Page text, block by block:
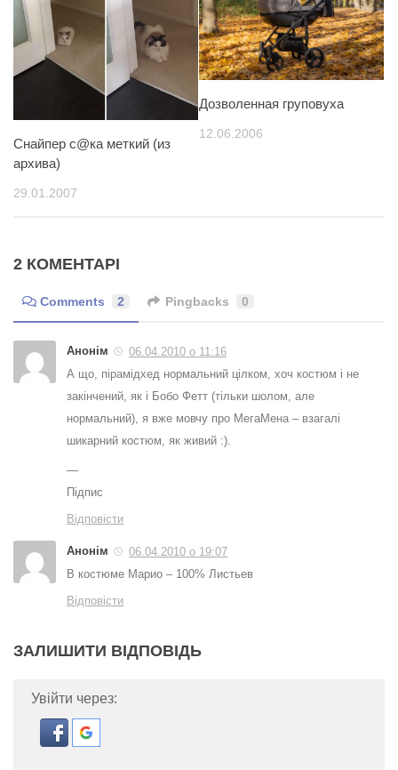
Снайпер с@ка меткий (из
архива)
29.01.2007
Дозволенная груповуха
12.06.2006
2 КОМЕНТАРІ
Comments 2 Pingbacks 0
Анонім
06.04.2010 о 11:16
А що, пірамідхед нормальний цілком, хоч костюм і не
закінчений, як і Бобо Фетт (тільки шолом, але
нормальний), я вже мовчу про МегаМена – взагалі
шикарний костюм, як живий :).
—
Підпис
Відповісти
Анонім
06.04.2010 о 19:07
В костюме Марио – 100% Листьев
Відповісти
ЗАЛИШИТИ ВІДПОВІДЬ
Увійти через: